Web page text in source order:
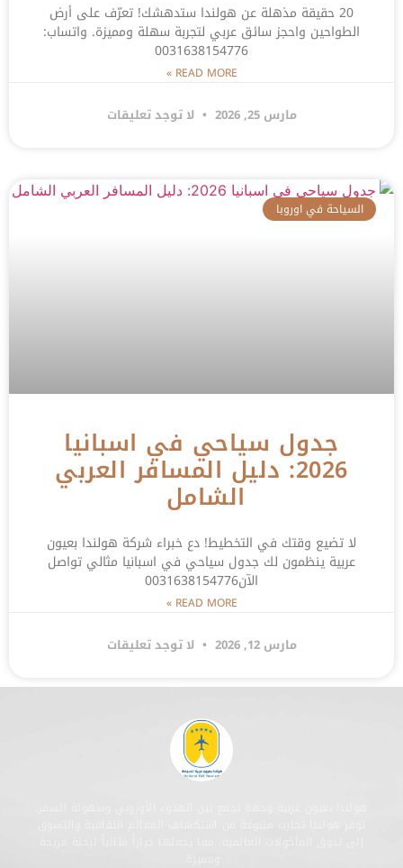
20 حقيقة مذهلة عن هولندا ستدهشك! تعرّف على أرض
الطواحين واحجز سائق عربي لتجربة سهلة ومميزة. واتساب:
0031638154776
READ MORE »
مارس 25, 2026 لا توجد تعليقات
السياحة في اوروبا
جدول سياحي في اسبانيا
2026: دليل المسافر العربي
الشامل
لا تضيع وقتك في التخطيط! دع خبراء شركة هولندا بعيون
عربية ينظمون لك جدول سياحي في اسبانيا مثالي تواصل
الآن0031638154776
READ MORE »
مارس 12, 2026 لا توجد تعليقات